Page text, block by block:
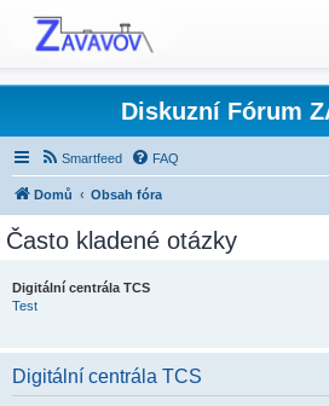
Diskuzní Fórum
Smartfeed FAQ
Domů Obsah fóra
Často kladené otázky
Digitální centrála TCS
Test
Digitální centrála TCS